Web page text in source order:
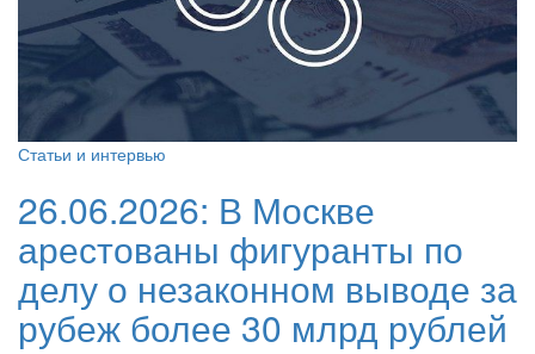
Статьи и интервью
26.06.2026: В Москве
арестованы фигуранты по
делу о незаконном выводе за
рубеж более 30 млрд рублей